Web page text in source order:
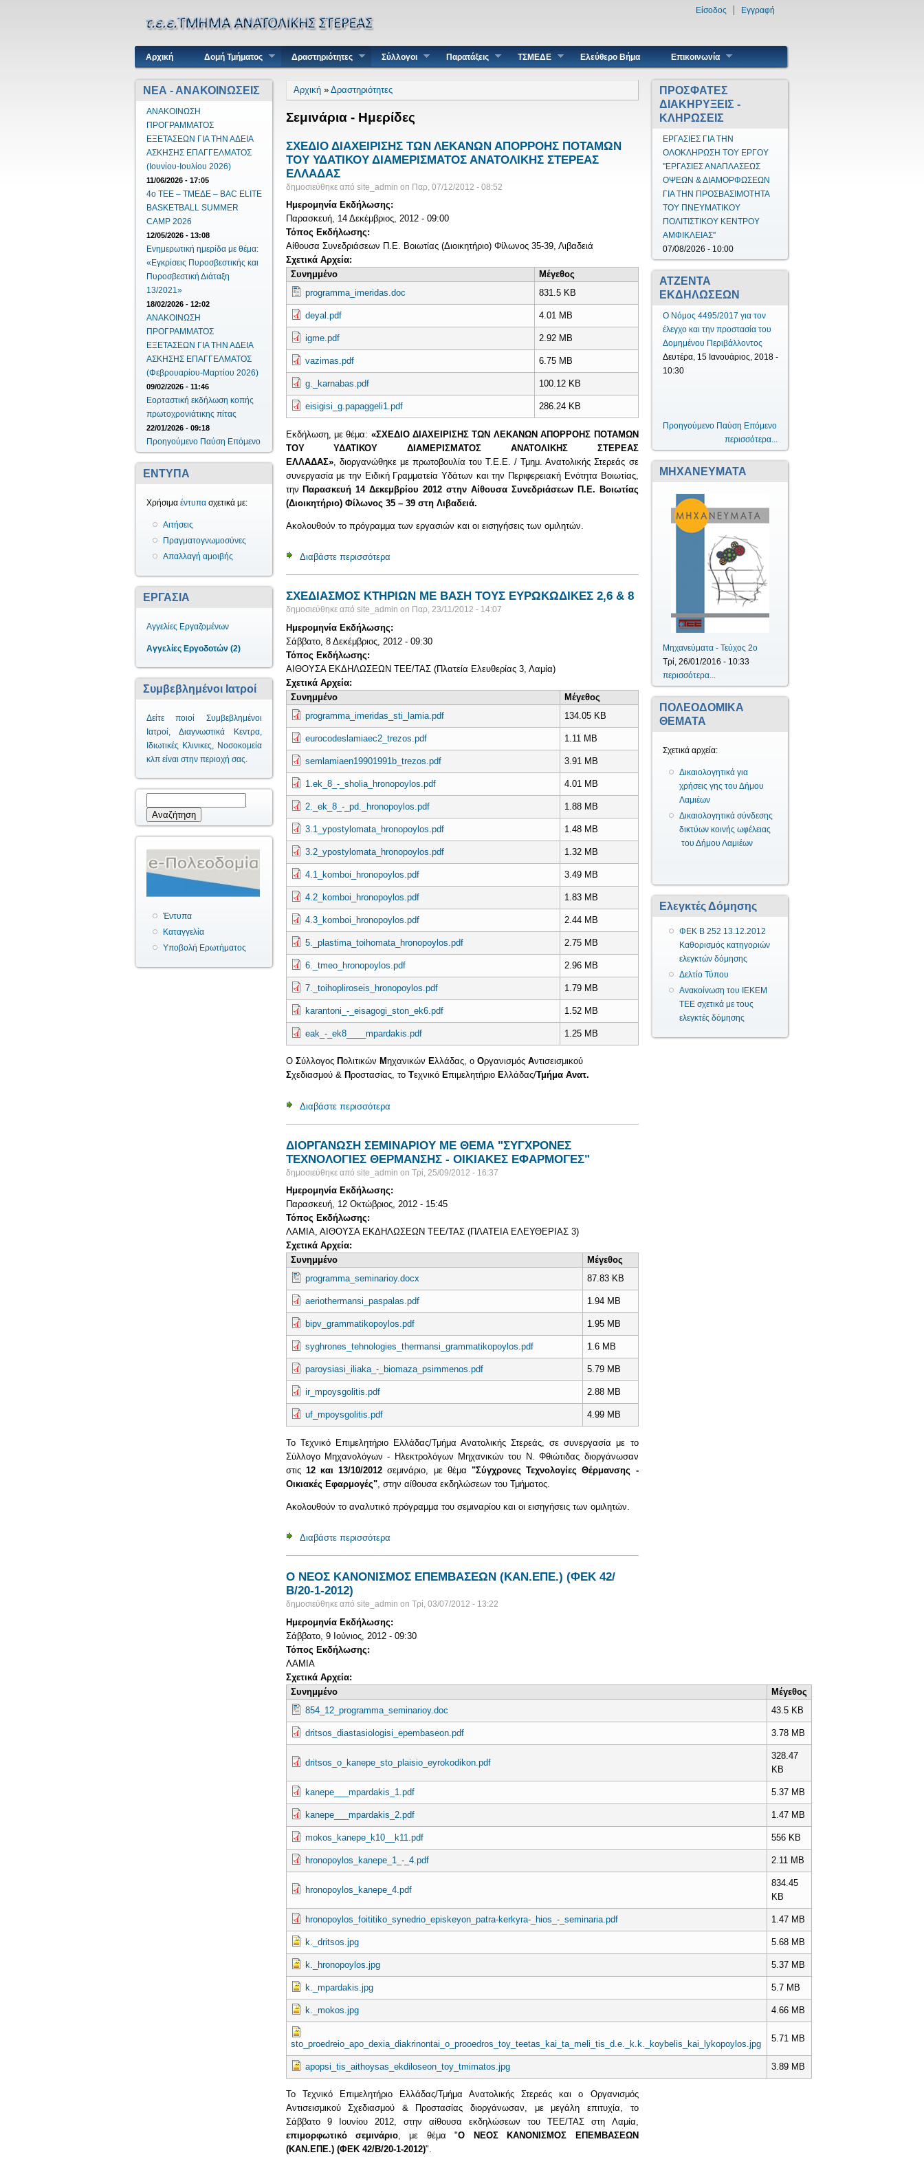
Είσοδος Εγγραφή
Κύριο μενού
Αρχική Δομή Τμήματος Δραστηριότητες Σύλλογοι Παρατάξεις ΤΣΜΕΔΕ Ελεύθερο Βήμα Επικοινωνία
ΝΕΑ - ΑΝΑΚΟΙΝΩΣΕΙΣ
ΑΝΑΚΟΙΝΩΣΗ
ΠΡΟΓΡΑΜΜΑΤΟΣ
ΕΞΕΤΑΣΕΩΝ ΓΙΑ ΤΗΝ ΑΔΕΙΑ
ΑΣΚΗΣΗΣ ΕΠΑΓΓΕΛΜΑΤΟΣ
(Ιουνίου-Ιουλίου 2026)
11/06/2026 - 17:05
4ο ΤΕΕ – ΤΜΕΔΕ – BAC ELITE
BASKETBALL SUMMER
CAMP 2026
12/05/2026 - 13:08
Ενημερωτική ημερίδα με θέμα:
«Εγκρίσεις Πυροσβεστικής και
Πυροσβεστική Διάταξη
13/2021»
18/02/2026 - 12:02
ΑΝΑΚΟΙΝΩΣΗ
ΠΡΟΓΡΑΜΜΑΤΟΣ
ΕΞΕΤΑΣΕΩΝ ΓΙΑ ΤΗΝ ΑΔΕΙΑ
ΑΣΚΗΣΗΣ ΕΠΑΓΓΕΛΜΑΤΟΣ
(Φεβρουαρίου-Μαρτίου 2026)
09/02/2026 - 11:46
Εορταστική εκδήλωση κοπής
πρωτοχρονιάτικης πίτας
22/01/2026 - 09:18
Προηγούμενο Παύση Επόμενο
ΕΝΤΥΠΑ
Χρήσιμα έντυπα σχετικά με:
Αιτήσεις
Πραγματογνωμοσύνες
Απαλλαγή αμοιβής
ΕΡΓΑΣΙΑ
Αγγελίες Εργαζομένων
Αγγελίες Εργοδοτών (2)
Συμβεβλημένοι Ιατροί
Δείτε ποιοί Συμβεβλημένοι
Ιατροί, Διαγνωστικά Κεντρα,
Ιδιωτικές Κλινικες, Νοσοκομεία
κλπ είναι στην περιοχή σας.
Έντυπα
Καταγγελία
Υποβολή Ερωτήματος
Είστε εδώ
Αρχική» Δραστηριότητες
Σεμινάρια - Ημερίδες
ΣΧΕΔΙΟ ΔΙΑΧΕΙΡΙΣΗΣ ΤΩΝ ΛΕΚΑΝΩΝ ΑΠΟΡΡΟΗΣ ΠΟΤΑΜΩΝ
ΤΟΥ ΥΔΑΤΙΚΟΥ ΔΙΑΜΕΡΙΣΜΑΤΟΣ ΑΝΑΤΟΛΙΚΗΣ ΣΤΕΡΕΑΣ
ΕΛΛΑΔΑΣ
δημοσιεύθηκε από site_admin on Παρ, 07/12/2012 - 08:52
Ημερομηνία Εκδήλωσης:
Παρασκευή, 14 Δεκέμβριος, 2012 - 09:00
Τόπος Εκδήλωσης:
Αίθουσα Συνεδριάσεων Π.Ε. Βοιωτίας (Διοικητήριο) Φίλωνος 35-39, Λιβαδειά
Σχετικά Αρχεία:
Συνημμένο
Μέγεθος
programma_imeridas.doc
831.5 KB
deyal.pdf 4.01 MB
igme.pdf 2.92 MB
vazimas.pdf 6.75 MB
g._karnabas.pdf 100.12 KB
eisigisi_g.papaggeli1.pdf 286.24 KB
Εκδήλωση, με θέμα: «ΣΧΕΔΙΟ ΔΙΑΧΕΙΡΙΣΗΣ ΤΩΝ ΛΕΚΑΝΩΝ ΑΠΟΡΡΟΗΣ ΠΟΤΑΜΩΝ
ΤΟΥ ΥΔΑΤΙΚΟΥ ΔΙΑΜΕΡΙΣΜΑΤΟΣ ΑΝΑΤΟΛΙΚΗΣ ΣΤΕΡΕΑΣ
ΕΛΛΑΔΑΣ», διοργανώθηκε με πρωτοβουλία του Τ.Ε.Ε. / Τμημ. Ανατολικής Στερεάς σε
συνεργασία με την Ειδική Γραμματεία Υδάτων και την Περιφερειακή Ενότητα Βοιωτίας,
τηνΠαρασκευή 14 Δεκεμβρίου 2012 στην Αίθουσα Συνεδριάσεων Π.Ε. Βοιωτίας
(Διοικητήριο) Φίλωνος 35 – 39 στη Λιβαδειά.
Ακολουθούν το πρόγραμμα των εργασιών και οι εισηγήσεις των ομιλητών.
Διαβάστε περισσότερα για ΣΧΕΔΙΟ ΔΙΑΧΕΙΡΙΣΗΣ ΤΩΝ ΛΕΚΑΝΩΝ ΑΠΟΡΡΟΗΣ ΠΟΤΑΜΩΝ ΤΟΥ ΥΔΑΤΙΚΟΥ ΔΙΑΜΕΡΙΣΜΑΤΟΣ ΑΝΑΤΟΛΙΚΗΣ ΣΤΕΡΕΑΣ
ΣΧΕΔΙΑΣΜΟΣ ΚΤΗΡΙΩΝ ΜΕ ΒΑΣΗ ΤΟΥΣ ΕΥΡΩΚΩΔΙΚΕΣ 2,6 & 8
δημοσιεύθηκε από site_admin on Παρ, 23/11/2012 - 14:07
Ημερομηνία Εκδήλωσης:
Σάββατο, 8 Δεκέμβριος, 2012 - 09:30
Τόπος Εκδήλωσης:
ΑΙΘΟΥΣΑ ΕΚΔΗΛΩΣΕΩΝ ΤΕΕ/ΤΑΣ (Πλατεία Ελευθερίας 3, Λαμία)
Σχετικά Αρχεία:
Συνημμένο
Μέγεθος
programma_imeridas_sti_lamia.pdf
134.05 KB
eurocodeslamiaec2_trezos.pdf 1.11 MB
semlamiaen19901991b_trezos.pdf 3.91 MB
1.ek_8_-_sholia_hronopoylos.pdf 4.01 MB
2._ek_8_-_pd._hronopoylos.pdf 1.88 MB
3.1_ypostylomata_hronopoylos.pdf 1.48 MB
3.2_ypostylomata_hronopoylos.pdf 1.32 MB
4.1_komboi_hronopoylos.pdf 3.49 MB
4.2_komboi_hronopoylos.pdf 1.83 MB
4.3_komboi_hronopoylos.pdf 2.44 MB
5._plastima_toihomata_hronopoylos.pdf 2.75 MB
6._tmeo_hronopoylos.pdf 2.96 MB
7._toihopliroseis_hronopoylos.pdf 1.79 MB
karantoni_-_eisagogi_ston_ek6.pdf 1.52 MB
eak_-_ek8____mpardakis.pdf 1.25 MB
Ο Σύλλογος Πολιτικών Μηχανικών Ελλάδας, ο Οργανισμός Αντισεισμικού
Σχεδιασμού & Προστασίας, το Τεχνικό Επιμελητήριο Ελλάδας/Τμήμα Ανατ.
Διαβάστε περισσότερα
ΔΙΟΡΓΑΝΩΣΗ ΣΕΜΙΝΑΡΙΟΥ ΜΕ ΘΕΜΑ "ΣΥΓΧΡΟΝΕΣ
ΤΕΧΝΟΛΟΓΙΕΣ ΘΕΡΜΑΝΣΗΣ - ΟΙΚΙΑΚΕΣ ΕΦΑΡΜΟΓΕΣ"
δημοσιεύθηκε από site_admin on Τρί, 25/09/2012 - 16:37
Ημερομηνία Εκδήλωσης:
Παρασκευή, 12 Οκτώβριος, 2012 - 15:45
Τόπος Εκδήλωσης:
ΛΑΜΙΑ, ΑΙΘΟΥΣΑ ΕΚΔΗΛΩΣΕΩΝ ΤΕΕ/ΤΑΣ (ΠΛΑΤΕΙΑ ΕΛΕΥΘΕΡΙΑΣ 3)
Σχετικά Αρχεία:
Συνημμένο
Μέγεθος
programma_seminarioy.docx
87.83 KB
aeriothermansi_paspalas.pdf 1.94 MB
bipv_grammatikopoylos.pdf 1.95 MB
syghrones_tehnologies_thermansi_grammatikopoylos.pdf 1.6 MB
paroysiasi_iliaka_-_biomaza_psimmenos.pdf 5.79 MB
ir_mpoysgolitis.pdf 2.88 MB
uf_mpoysgolitis.pdf 4.99 MB
Το Τεχνικό Επιμελητήριο Ελλάδας/Τμήμα Ανατολικής Στερεάς, σε συνεργασία με το
Σύλλογο Μηχανολόγων - Ηλεκτρολόγων Μηχανικών του Ν. Φθιώτιδας διοργάνωσαν
στις 12 και 13/10/2012 σεμινάριο, με θέμα "Σύγχρονες Τεχνολογίες Θέρμανσης -
Οικιακές Εφαρμογές", στην αίθουσα εκδηλώσεων του Τμήματος.
Ακολουθούν το αναλυτικό πρόγραμμα του σεμιναρίου και οι εισηγήσεις των ομιλητών.
Διαβάστε περισσότερα
Ο ΝΕΟΣ ΚΑΝΟΝΙΣΜΟΣ ΕΠΕΜΒΑΣΕΩΝ (ΚΑΝ.ΕΠΕ.) (ΦΕΚ 42/
Β/20-1-2012)
δημοσιεύθηκε από site_admin on Τρί, 03/07/2012 - 13:22
Ημερομηνία Εκδήλωσης:
Σάββατο, 9 Ιούνιος, 2012 - 09:30
Τόπος Εκδήλωσης:
ΛΑΜΙΑ
Σχετικά Αρχεία:
Συνημμένο
Μέγεθος
854_12_programma_seminarioy.doc
43.5 KB
dritsos_diastasiologisi_epembaseon.pdf 3.78 MB
dritsos_o_kanepe_sto_plaisio_eyrokodikon.pdf
328.47
KB
kanepe___mpardakis_1.pdf 5.37 MB
kanepe___mpardakis_2.pdf 1.47 MB
mokos_kanepe_k10__k11.pdf 556 KB
hronopoylos_kanepe_1_-_4.pdf 2.11 MB
hronopoylos_kanepe_4.pdf
834.45
KB
hronopoylos_foititiko_synedrio_episkeyon_patra-kerkyra-_hios_-_seminaria.pdf 1.47 MB
k._dritsos.jpg 5.68 MB
k._hronopoylos.jpg 5.37 MB
k._mpardakis.jpg 5.7 MB
k._mokos.jpg 4.66 MB
sto_proedreio_apo_dexia_diakrinontai_o_prooedros_toy_teetas_kai_ta_meli_tis_d.e._k.k._koybelis_kai_lykopoylos.jpg
5.71 MB
apopsi_tis_aithoysas_ekdiloseon_toy_tmimatos.jpg 3.89 MB
Το Τεχνικό Επιμελητήριο Ελλάδας/Τμήμα Ανατολικής Στερεάς και ο Οργανισμός
Αντισεισμικού Σχεδιασμού & Προστασίας διοργάνωσαν, με μεγάλη επιτυχία, το
Σάββατο 9 Ιουνίου 2012, στην αίθουσα εκδηλώσεων του ΤΕΕ/ΤΑΣ στη Λαμία,
επιμορφωτικό σεμινάριο, με θέμα "Ο ΝΕΟΣ ΚΑΝΟΝΙΣΜΟΣ ΕΠΕΜΒΑΣΕΩΝ
(ΚΑΝ.ΕΠΕ.) (ΦΕΚ 42/Β/20-1-2012)".
ΠΡΟΣΦΑΤΕΣ
ΔΙΑΚΗΡΥΞΕΙΣ -
ΚΛΗΡΩΣΕΙΣ
ΚΑΤΑΣΚΕΥΗ ΠΕΖΟΔΡΟΜΙΩΝ
ΚΟΙΝΟΤΗΤΩΝ ΣΠΕΡΧΕΙΑΔΑΣ
ΚΑΙ ΜΑΚΡΑΚΩΜΗΣ (2024-
2028)
03/08/2026 - 15:00
ΑΤΖΕΝΤΑ
ΕΚΔΗΛΩΣΕΩΝ
Ο Νόμος 4495/2017 για τον
έλεγχο και την προστασία του
Δομημένου Περιβάλλοντος
Δευτέρα, 15 Ιανουάριος, 2018 -
10:30
Προηγούμενο Παύση Επόμενο
περισσότερα...
ΜΗΧΑΝΕΥΜΑΤΑ
Μηχανεύματα - Τεύχος 2ο
Τρί, 26/01/2016 - 10:33
περισσότερα...
ΠΟΛΕΟΔΟΜΙΚΑ
ΘΕΜΑΤΑ
Σχετικά αρχεία:
Δικαιολογητικά για
χρήσεις γης του Δήμου
Λαμιέων
Δικαιολογητικά σύνδεσης
δικτύων κοινής ωφέλειας
του Δήμου Λαμιέων
Ελεγκτές Δόμησης
ΦΕΚ Β 252 13.12.2012
Καθορισμός κατηγοριών
ελεγκτών δόμησης
Δελτίο Τύπου
Ανακοίνωση του ΙΕΚΕΜ
ΤΕΕ σχετικά με τους
ελεγκτές δόμησης